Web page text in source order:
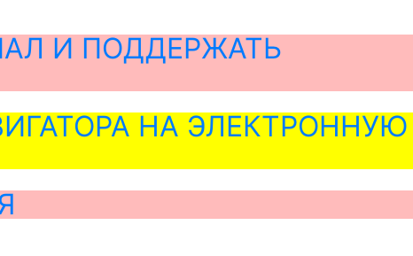
И ПОДДЕРЖАТЬ
НА ЭЛЕКТРОННУЮ